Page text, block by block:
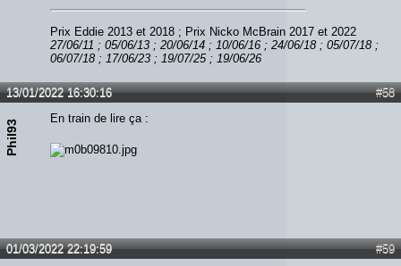
Prix Eddie 2013 et 2018 ; Prix Nicko McBrain 2017 et 2022
27/06/11 ; 05/06/13 ; 20/06/14 ; 10/06/16 ; 24/06/18 ; 05/07/18 ;
06/07/18 ; 17/06/23 ; 19/07/25 ; 19/06/26
#58
13/01/2022 16:30:16
Phil93
En train de lire ça :
#59
01/03/2022 22:19:59